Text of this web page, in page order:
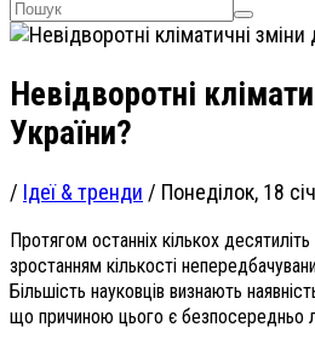
Невідворотні
України?
/ Ідеї & тренди / Понеділок, 18
Протягом останніх кількох
зростанням кількості
Більшість науковців визнають
що причиною цього є безпосередньо